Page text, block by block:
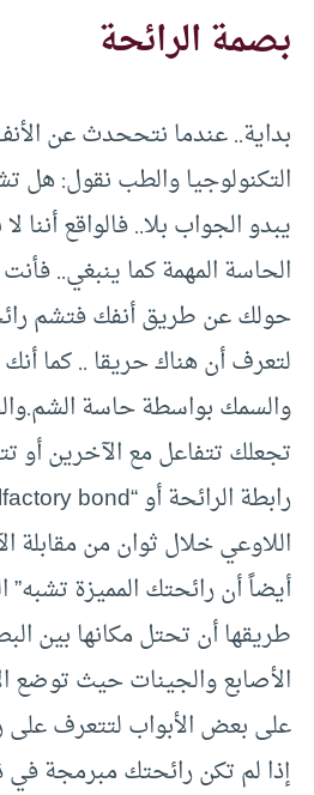
بصمة الرائحة
بداية.. عندما نتححدث عن
التكنولوجيا والطب نقول: هل
يبدو الجواب بلا.. فالواقع أننا
الحاسة المهمة كما ينبغي..
حولك عن طريق أنفك فتشم
لتعرف أن هناك حريقا .. كما أنك
والسمك بواسطة حاسة
تجعلك تتفاعل مع الآخرين أو
اللاوعي خلال ثوان من مقابلة
أيضاً أن رائحتك المميزة تشبه”
طريقها أن تحتل مكانها بين
الأصابع والجينات حيث توضع
على بعض الأبواب لتتعرف
إذا لم تكن رائحتك مبرمجة في